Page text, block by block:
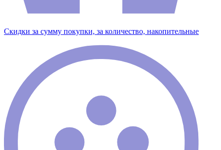
Скидки за сумму покупки, за количество, накопительные